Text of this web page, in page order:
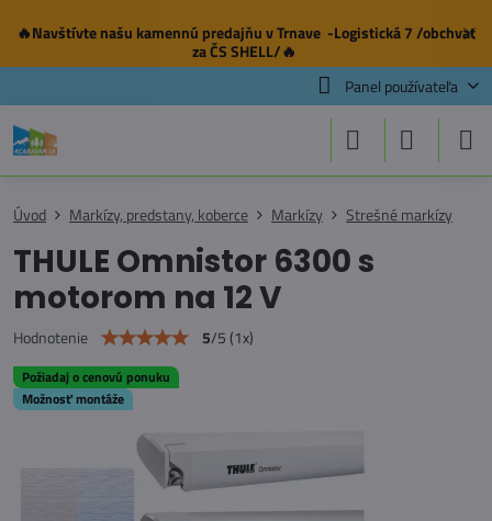
✕
🔥Navštívte našu kamennú predajňuv Trnave -Logistická 7 /obchvat
za ČS SHELL/🔥
Panel používateľa
Požiadaj o cenovú ponuku
Možnosť montáže
Úvod Markízy, predstany, koberce Markízy Strešné markízy
THULE Omnistor 6300 s
motorom na 12 V
Hodnotenie 5/5(1x)